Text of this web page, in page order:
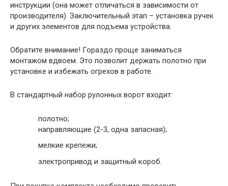
инструкции (она может отличаться в зависимости от
производителя). Заключительный этап – установка ручек
и других элементов для подъема устройства.
Обратите внимание! Гораздо проще заниматься
монтажом вдвоем. Это позволит держать полотно при
установке и избежать огрехов в работе.
В стандартный набор рулонных ворот входит:
полотно;
направляющие (2-3, одна запасная);
мелкие крепежи;
электропривод и защитный короб.